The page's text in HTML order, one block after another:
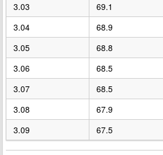
3.03
69.1
3.04
68.9
3.05
68.8
3.06
68.5
3.07
68.5
3.08
67.9
3.09
67.5